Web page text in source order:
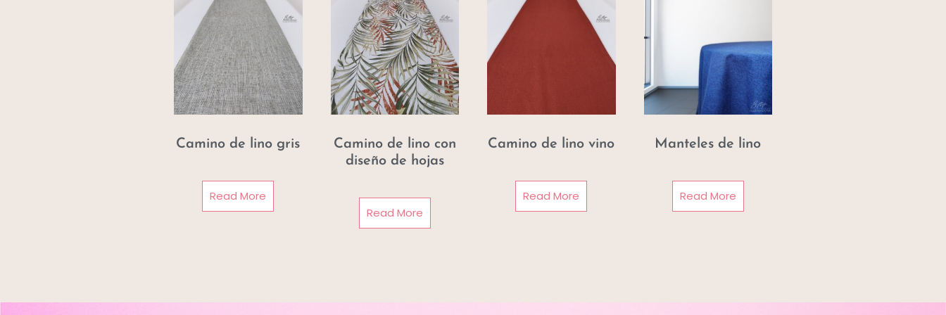
Camino de lino gris
Read More
Camino de lino con
diseño de hojas
Read More
Camino de lino vino
Read More
Manteles de lino
Read More